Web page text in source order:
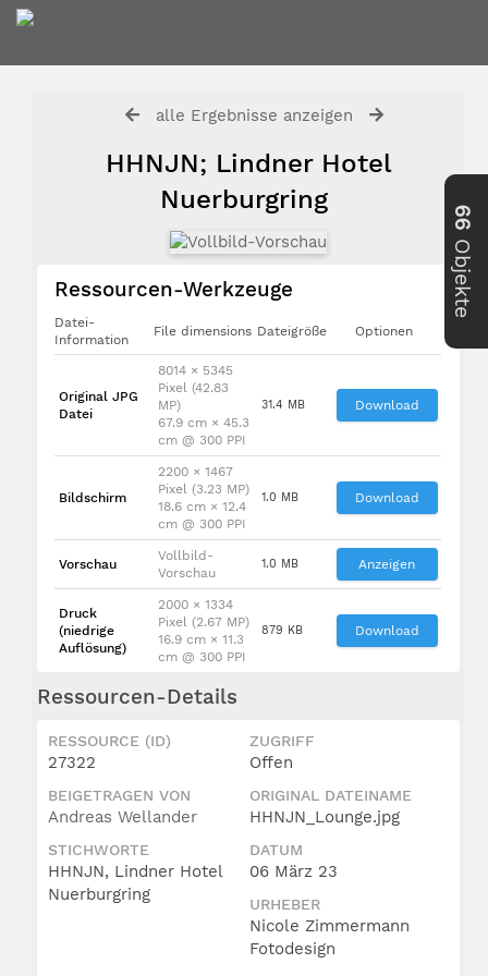
alle Ergebnisse anzeigen
HHNJN; Lindner Hotel
Nuerburgring
Ressourcen-Werkzeuge
Datei-
Information
File dimensions Dateigröße Optionen
Original JPG
Datei
8014 × 5345
Pixel (42.83
MP)
67.9 cm × 45.3
cm @ 300 PPI
31.4 MB Download
Bildschirm
2200 × 1467
Pixel (3.23 MP)
18.6 cm × 12.4
cm @ 300 PPI
1.0 MB Download
Vorschau
Vollbild-
Vorschau
1.0 MB Anzeigen
Druck
(niedrige
Auflösung)
2000 × 1334
Pixel (2.67 MP)
16.9 cm × 11.3
cm @ 300 PPI
879 KB Download
Ressourcen-Details
RESSOURCE (ID)
27322
ZUGRIFF
Offen
BEIGETRAGEN VON
Andreas Wellander
ORIGINAL DATEINAME
HHNJN_Lounge.jpg
STICHWORTE
HHNJN, Lindner Hotel
Nuerburgring
DATUM
06 März 23
URHEBER
Nicole Zimmermann
Fotodesign
66
Objekte